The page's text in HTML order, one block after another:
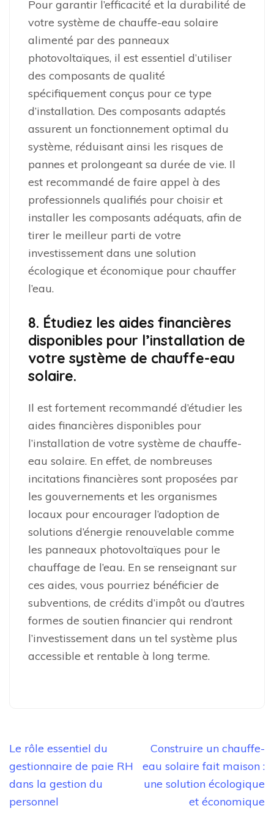
Pour garantir l’efficacité et la durabilité de
votre système de chauffe-eau solaire
alimenté par des panneaux
photovoltaïques, il est essentiel d’utiliser
des composants de qualité
spécifiquement conçus pour ce type
d’installation. Des composants adaptés
assurent un fonctionnement optimal du
système, réduisant ainsi les risques de
pannes et prolongeant sa durée de vie. Il
est recommandé de faire appel à des
professionnels qualifiés pour choisir et
installer les composants adéquats, afin de
tirer le meilleur parti de votre
investissement dans une solution
écologique et économique pour chauffer
l’eau.
8. Étudiez les aides financières
disponibles pour l’installation de
votre système de chauffe-eau
solaire.
Il est fortement recommandé d’étudier les
aides financières disponibles pour
l’installation de votre système de chauffe-
eau solaire. En effet, de nombreuses
incitations financières sont proposées par
les gouvernements et les organismes
locaux pour encourager l’adoption de
solutions d’énergie renouvelable comme
les panneaux photovoltaïques pour le
chauffage de l’eau. En se renseignant sur
ces aides, vous pourriez bénéficier de
subventions, de crédits d’impôt ou d’autres
formes de soutien financier qui rendront
l’investissement dans un tel système plus
accessible et rentable à long terme.
Navigation
de
l’article
Le rôle essentiel du
gestionnaire de paie RH
dans la gestion du
personnel
Construire un chauffe-
eau solaire fait maison :
une solution écologique
et économique